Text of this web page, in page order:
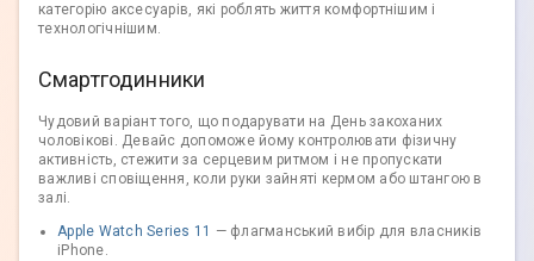
категорію аксесуарів, які роблять життя комфортнішим і
технологічнішим.
Смартгодинники
Чудовий варіант того, що подарувати на День закоханих
чоловікові. Девайс допоможе йому контролювати фізичну
активність, стежити за серцевим ритмом і не пропускати
важливі сповіщення, коли руки зайняті кермом або штангою в
залі.
Apple Watch Series 11 — флагманський вибір для власників
iPhone.